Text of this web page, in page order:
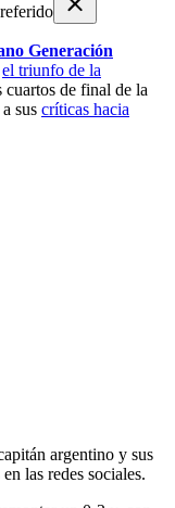
Generación
el triunfo de la
cuartos de final de la
sus críticas hacia
argentino y sus
las redes sociales.